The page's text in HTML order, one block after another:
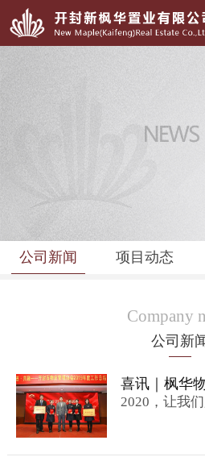
公司新闻 项目动态
Company
公司新
喜讯｜枫华
2020，让我